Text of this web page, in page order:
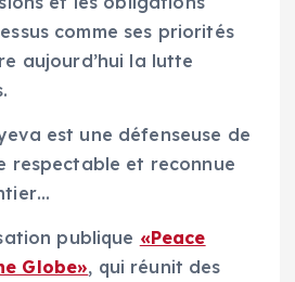
comme ses priorités
aujourd’hui la lutte
est une défenseuse de
respectable et reconnue
publique «Peace
Globe», qui réunit des